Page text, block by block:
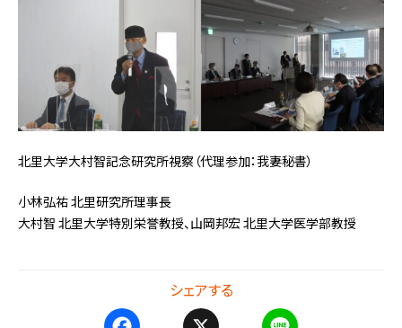
北里大学大村智記念研究所視察（代理参加：我妻秘書）
小林弘祐 北里研究所理事長
大村智 北里大学特別栄誉教授、山岡邦宏 北里大学医学部教授
シェアする